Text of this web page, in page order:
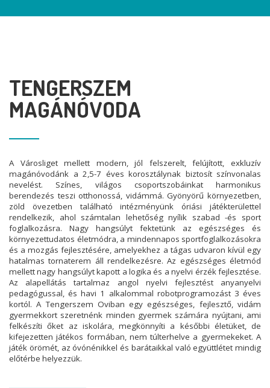
TENGERSZEM
MAGÁNÓVODA
A Városliget mellett modern, jól felszerelt, felújított, exkluzív
magánóvodánk a 2,5-7 éves korosztálynak biztosít színvonalas
nevelést. Színes, világos csoportszobáinkat harmonikus
berendezés teszi otthonossá, vidámmá. Gyönyörű környezetben,
zöld övezetben található intézményünk óriási játékterülettel
rendelkezik, ahol számtalan lehetőség nyílik szabad -és sport
foglalkozásra. Nagy hangsúlyt fektetünk az egészséges és
környezettudatos életmódra, a mindennapos sportfoglalkozásokra
és a mozgás fejlesztésére, amelyekhez a tágas udvaron kívül egy
hatalmas tornaterem áll rendelkezésre. Az egészséges életmód
mellett nagy hangsúlyt kapott a logika és a nyelvi érzék fejlesztése.
Az alapellátás tartalmaz angol nyelvi fejlesztést anyanyelvi
pedagógussal, és havi 1 alkalommal robotprogramozást 3 éves
kortól. A Tengerszem Oviban egy egészséges, fejlesztő, vidám
gyermekkort szeretnénk minden gyermek számára nyújtani, ami
felkészíti őket az iskolára, megkönnyíti a későbbi életüket, de
kifejezetten játékos formában, nem túlterhelve a gyermekeket. A
játék örömét, az óvónénikkel és barátaikkal való együttlétet mindig
előtérbe helyezzük.